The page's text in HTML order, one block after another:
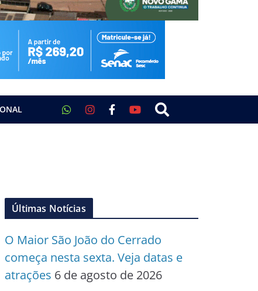
Últimas Notícias
O Maior São João do Cerrado
começa nesta sexta. Veja datas e
atrações 6 de agosto de 2026